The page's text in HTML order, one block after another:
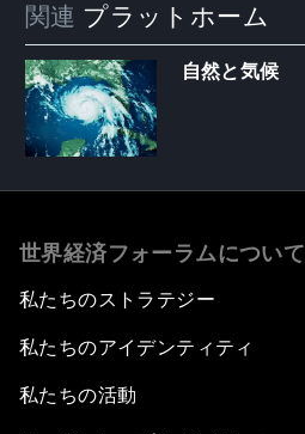
関連 プラットホーム
自然と気候
世界経済フォーラムについて
私たちのストラテジー
私たちのアイデンティティ
私たちの活動